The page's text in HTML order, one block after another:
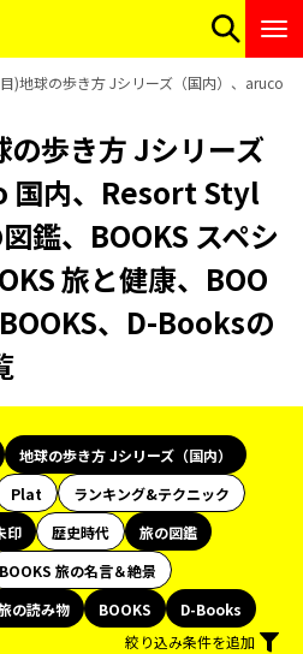
)地球の歩き方 Jシリーズ（国内）、aruco
歩き方 Jシリーズ
国内、Resort Styl
鑑、BOOKS スペシ
旅と健康、BOO
、D-Booksの
地球の歩き方 Jシリーズ（国内）
Plat
ランキング&テクニック
印 歴史時代
旅の図鑑
BOOKS 旅の名言＆絶景
の読み物 BOOKS
D-Books
絞り込み条件を追加